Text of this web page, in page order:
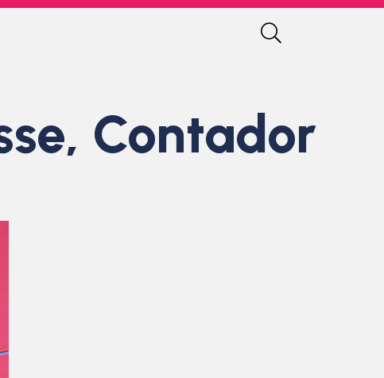
Contador